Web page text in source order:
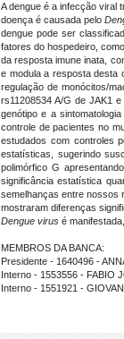
A dengue é a infecção viral
doença é causada pelo
dengue pode ser
fatores do hospedeiro,
da resposta imune inata,
e modula a resposta desta
regulação de monócitos/
rs11208534 A/G de JAK1
genótipo e a
controle de pacientes no
estudados com controles
estatísticas, sugerindo
polimórfico G
significância estatística
semelhanças entre nossos
mostraram diferenças
Dengue virus é
MEMBROS DA BANCA:
Presidente - 1640496 -
Interno - 1553556 - FABIO
Interno - 1551921 -